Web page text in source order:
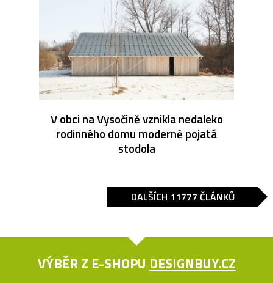
V obci na Vysočině vznikla nedaleko
rodinného domu moderně pojatá
stodola
DALŠÍCH 11777 ČLÁNKŮ
VÝBĚR Z E-SHOPU DESIGNBUY.CZ